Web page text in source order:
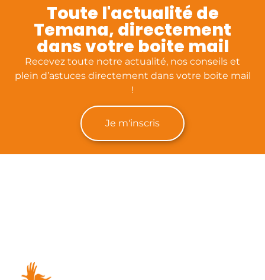
Toute l'actualité de
Temana, directement
dans votre boite mail
Recevez toute notre actualité, nos conseils et
plein d’astuces directement dans votre boite mail
!
Je m'inscris